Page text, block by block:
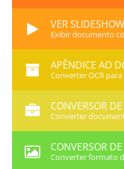
VER SLIDESHOW
Exibir documento
APÊNDICE AO
Converter OCR
CONVERSOR
Converter
CONVERSOR
Converter formato